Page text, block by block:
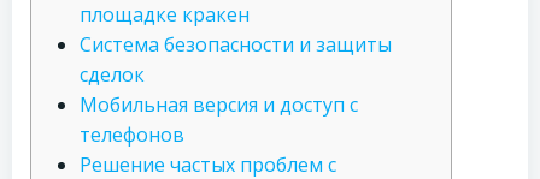
площадке кракен
Система безопасности и защиты
сделок
Мобильная версия и доступ с
телефонов
Решение частых проблем с